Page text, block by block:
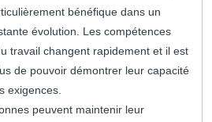
bénéfique dans un
évolution. Les compétences
travail changent rapidement et il est
de pouvoir démontrer leur capacité
exigences.
peuvent maintenir leur